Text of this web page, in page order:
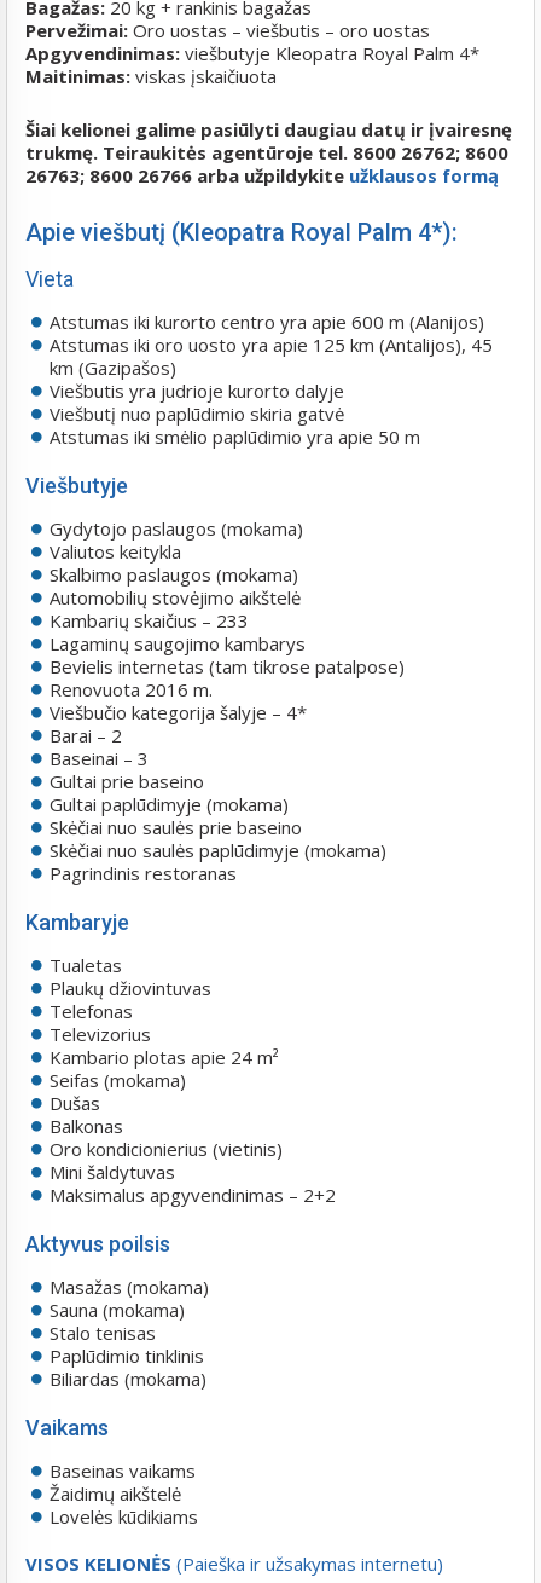
Bagažas: 20 kg + rankinis bagažas
Pervežimai: Oro uostas – viešbutis – oro uostas
Apgyvendinimas: viešbutyje Kleopatra Royal Palm 4*
Maitinimas: viskas įskaičiuota
Šiai kelionei galime pasiūlyti daugiau datų ir įvairesnę
trukmę. Teiraukitės agentūroje tel. 8600 26762; 8600
26763; 8600 26766 arba užpildykite užklausos formą
Apie viešbutį (Kleopatra Royal Palm 4*):
Vieta
Atstumas iki kurorto centro yra apie 600 m (Alanijos)
Atstumas iki oro uosto yra apie 125 km (Antalijos), 45
km (Gazipašos)
Viešbutis yra judrioje kurorto dalyje
Viešbutį nuo paplūdimio skiria gatvė
Atstumas iki smėlio paplūdimio yra apie 50 m
Viešbutyje
Gydytojo paslaugos (mokama)
Valiutos keitykla
Skalbimo paslaugos (mokama)
Automobilių stovėjimo aikštelė
Kambarių skaičius – 233
Lagaminų saugojimo kambarys
Bevielis internetas (tam tikrose patalpose)
Renovuota 2016 m.
Viešbučio kategorija šalyje – 4*
Barai – 2
Baseinai – 3
Gultai prie baseino
Gultai paplūdimyje (mokama)
Skėčiai nuo saulės prie baseino
Skėčiai nuo saulės paplūdimyje (mokama)
Pagrindinis restoranas
Kambaryje
Tualetas
Plaukų džiovintuvas
Telefonas
Televizorius
Kambario plotas apie 24 m²
Seifas (mokama)
Dušas
Balkonas
Oro kondicionierius (vietinis)
Mini šaldytuvas
Maksimalus apgyvendinimas – 2+2
Aktyvus poilsis
Masažas (mokama)
Sauna (mokama)
Stalo tenisas
Paplūdimio tinklinis
Biliardas (mokama)
Vaikams
Baseinas vaikams
Žaidimų aikštelė
Lovelės kūdikiams
VISOS KELIONĖS (Paieška ir užsakymas internetu)